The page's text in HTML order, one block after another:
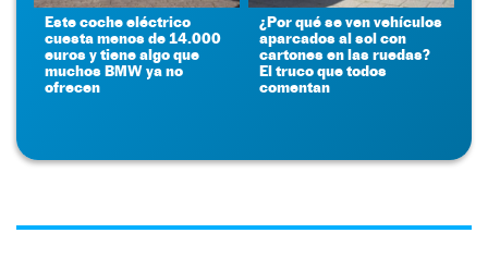
Este coche eléctrico
cuesta menos de 14.000
euros y tiene algo que
muchos BMW ya no
ofrecen
¿Por qué se ven vehículos
aparcados al sol con
cartones en las ruedas?
El truco que todos
comentan